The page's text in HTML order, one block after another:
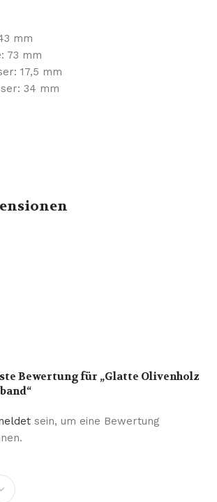
mm
73 mm
17,5 mm
34 mm
Bewertung für „Glatte Olivenholz
sein, um eine Bewertung